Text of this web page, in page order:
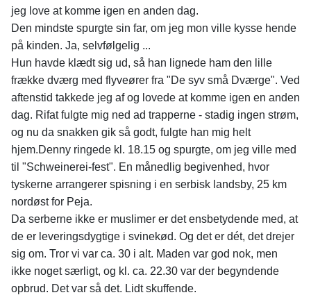
jeg love at komme igen en anden dag.
Den mindste spurgte sin far, om jeg mon ville kysse hende
på kinden. Ja, selvfølgelig ...
Hun havde klædt sig ud, så han lignede ham den lille
frække dværg med flyveører fra "De syv små Dværge". Ved
aftenstid takkede jeg af og lovede at komme igen en anden
dag. Rifat fulgte mig ned ad trapperne - stadig ingen strøm,
og nu da snakken gik så godt, fulgte han mig helt
hjem.Denny ringede kl. 18.15 og spurgte, om jeg ville med
til "Schweinerei-fest". En månedlig begivenhed, hvor
tyskerne arrangerer spisning i en serbisk landsby, 25 km
nordøst for Peja.
Da serberne ikke er muslimer er det ensbetydende med, at
de er leveringsdygtige i svinekød. Og det er dét, det drejer
sig om. Tror vi var ca. 30 i alt. Maden var god nok, men
ikke noget særligt, og kl. ca. 22.30 var der begyndende
opbrud. Det var så det. Lidt skuffende.